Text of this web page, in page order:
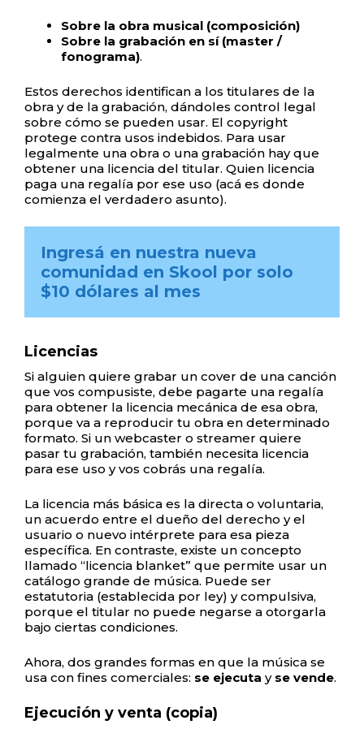
Sobre la obra musical (composición)
Sobre la grabación en sí (master /
fonograma).
Estos derechos identifican a los titulares de la
obra y de la grabación, dándoles control legal
sobre cómo se pueden usar. El copyright
protege contra usos indebidos. Para usar
legalmente una obra o una grabación hay que
obtener una licencia del titular. Quien licencia
paga una regalía por ese uso (acá es donde
comienza el verdadero asunto).
Ingresá en nuestra nueva
comunidad en Skool por solo
$10 dólares al mes
Licencias
Si alguien quiere grabar un cover de una canción
que vos compusiste, debe pagarte una regalía
para obtener la licencia mecánica de esa obra,
porque va a reproducir tu obra en determinado
formato. Si un webcaster o streamer quiere
pasar tu grabación, también necesita licencia
para ese uso y vos cobrás una regalía.
La licencia más básica es la directa o voluntaria,
un acuerdo entre el dueño del derecho y el
usuario o nuevo intérprete para esa pieza
específica. En contraste, existe un concepto
llamado “licencia blanket” que permite usar un
catálogo grande de música. Puede ser
estatutoria (establecida por ley) y compulsiva,
porque el titular no puede negarse a otorgarla
bajo ciertas condiciones.
Ahora, dos grandes formas en que la música se
usa con fines comerciales: se ejecuta y se vende.
Ejecución y venta (copia)